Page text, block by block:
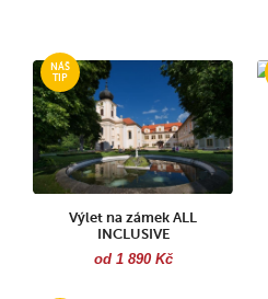
Výlet na zámek ALL
INCLUSIVE
od 1 890 Kč